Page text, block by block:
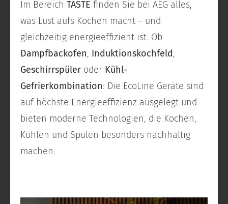
Im Bereich TASTE finden Sie bei AEG alles,
was Lust aufs Kochen macht – und
gleichzeitig energieeffizient ist. Ob
Dampfbackofen, Induktionskochfeld,
Geschirrspüler oder Kühl-
Gefrierkombination: Die EcoLine Geräte sind
auf höchste Energieeffizienz ausgelegt und
bieten moderne Technologien, die Kochen,
Kühlen und Spülen besonders nachhaltig
machen.